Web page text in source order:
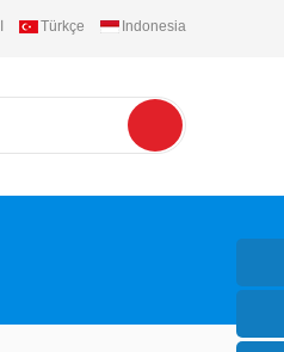
Türkçe Indonesia